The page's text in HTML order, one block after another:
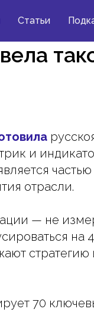
Статьи
и
отрасли.
— не
стратегию
70